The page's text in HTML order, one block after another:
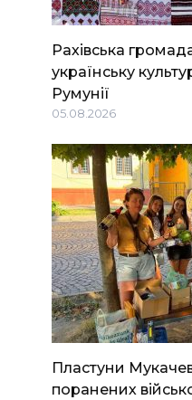
Рахівська
українську
Румунії
05.08.2026
Пластуни
поранених